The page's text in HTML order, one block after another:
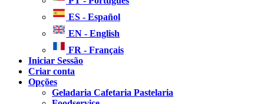
ES - Español
EN - English
FR - Français
Iniciar Sessão
Criar conta
Opções
Geladaria Cafetaria Pastelaria